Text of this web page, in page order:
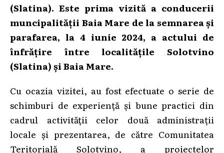
(Slatina). Este prima vizită a conducerii
muncipalității Baia Mare de la semnarea și
parafarea, la 4 iunie 2024, a actului de
înfrățire între localitățile Solotvino
(Slatina) și Baia Mare.
Cu ocazia vizitei, au fost efectuate o serie de
schimburi de experiență și bune practici din
cadrul activității celor două administrații
locale și prezentarea, de către Comunitatea
Teritorială Solotvino, a proiectelor